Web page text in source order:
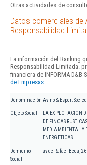
Otras actividades de
Datos comerciales de
Responsabilidad
La información del Ranking
Responsabilidad Limitada.
financiera de INFORMA D&B
de Empresas.
Denominación Avino & Espert
Objeto Social
LA EXPLOTACION
DE FINCAS
MEDIAMBIENTAL Y
ENERGETICAS
Domicilio
Social
av de Rafael Beca, 26